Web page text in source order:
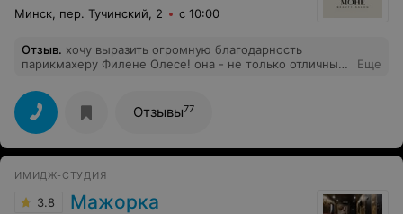
Минск, пер. Тучинский, 2 с 10:00
Отзыв. хочу выразить огромную благодарность
парикмахеру Филене Олесе! она - не только отличный
фантазией, но и замечательный человек!!!! помогла
подобрать образ,от которого все окружающие
осыпают комплиментами!!! огромное спасибо!!!!
Еще
Отзывы77
ИМИДЖ-СТУДИЯ
3.8 Мажорка